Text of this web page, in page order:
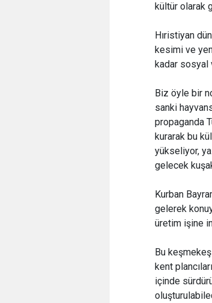
kültür olarak
Hıristiyan
kesimi ve
kadar sosyal
Biz öyle bir
sanki
propaganda
kurarak bu
yükseliyor,
gelecek
Kurban
gelerek
üretim işine
Bu
kent
içinde